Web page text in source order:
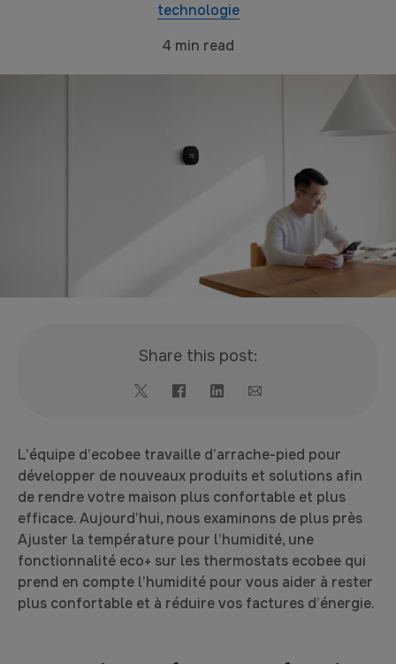
technologie
4 min read
Share this post:
L’équipe d’ecobee travaille d’arrache-pied pour
développer de nouveaux produits et solutions afin
de rendre votre maison plus confortable et plus
efficace. Aujourd’hui, nous examinons de plus près
Ajuster la température pour l’humidité, une
fonctionnalité eco+ sur les thermostats ecobee qui
prend en compte l’humidité pour vous aider à rester
plus confortable et à réduire vos factures d’énergie.